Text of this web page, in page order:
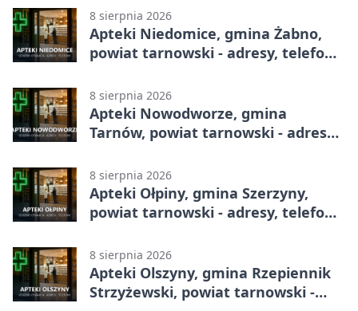
8 sierpnia 2026
Apteki Niedomice, gmina Żabno,
powiat tarnowski - adresy, telefony,
8 sierpnia 2026
Apteki Nowodworze, gmina
Tarnów, powiat tarnowski - adresy,
8 sierpnia 2026
Apteki Ołpiny, gmina Szerzyny,
powiat tarnowski - adresy, telefony,
8 sierpnia 2026
Apteki Olszyny, gmina Rzepiennik
Strzyżewski, powiat tarnowski -